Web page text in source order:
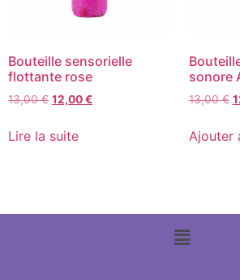
Bouteille sensorielle
flottante rose
13,00€ 12,00€
Lire la suite
sonore
13,00€
Ajouter